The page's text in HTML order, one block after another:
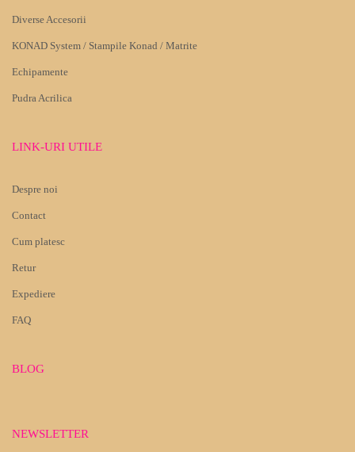
Diverse Accesorii
KONAD System / Stampile Konad / Matrite
Echipamente
Pudra Acrilica
LINK-URI UTILE
Despre noi
Contact
Cum platesc
Retur
Expediere
FAQ
BLOG
NEWSLETTER